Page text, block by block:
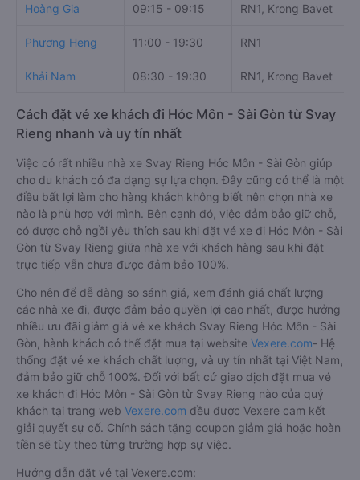
Hoàng Gia 09:15 - 09:15 RN1, Krong Bavet
Phương Heng 11:00 - 19:30 RN1
Khải Nam 08:30 - 19:30 RN1, Krong Bavet
Cách đặt vé xe khách đi Hóc Môn - Sài Gòn từ Svay
Rieng nhanh và uy tín nhất
Việc có rất nhiều nhà xe Svay Rieng Hóc Môn - Sài Gòn giúp
cho du khách có đa dạng sự lựa chọn. Đây cũng có thể là một
điều bất lợi làm cho hàng khách không biết nên chọn nhà xe
nào là phù hợp với mình. Bên cạnh đó, việc đảm bảo giữ chỗ,
có được chỗ ngồi yêu thích sau khi đặt vé xe đi Hóc Môn - Sài
Gòn từ Svay Rieng giữa nhà xe với khách hàng sau khi đặt
trực tiếp vẫn chưa được đảm bảo 100%.
Cho nên để dễ dàng so sánh giá, xem đánh giá chất lượng
các nhà xe đi, được đảm bảo quyền lợi cao nhất, được hưởng
nhiều ưu đãi giảm giá vé xe khách Svay Rieng Hóc Môn - Sài
Gòn, hành khách có thể đặt mua tại website Vexere.com- Hệ
thống đặt vé xe khách chất lượng, và uy tín nhất tại Việt Nam,
đảm bảo giữ chỗ 100%. Đối với bất cứ giao dịch đặt mua vé
xe khách đi Hóc Môn - Sài Gòn từ Svay Rieng nào của quý
khách tại trang web Vexere.com đều được Vexere cam kết
giải quyết sự cố. Chính sách tặng coupon giảm giá hoặc hoàn
tiền sẽ tùy theo từng trường hợp sự việc.
Hướng dẫn đặt vé tại Vexere.com: